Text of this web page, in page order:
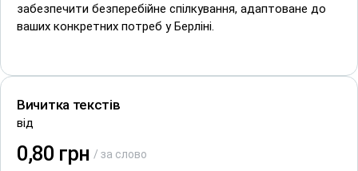
забезпечити безперебійне спілкування, адаптоване до
ваших конкретних потреб у Берліні.
Вичитка текстів
від
0,80 грн / за слово